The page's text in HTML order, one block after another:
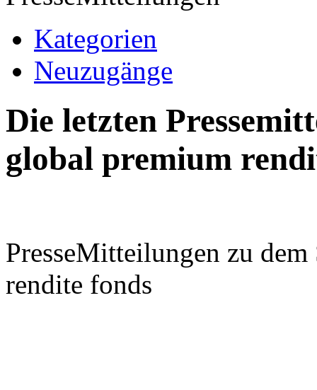
Kategorien
Neuzugänge
Die letzten
global premium
PresseMitteilungen zu
rendite fonds